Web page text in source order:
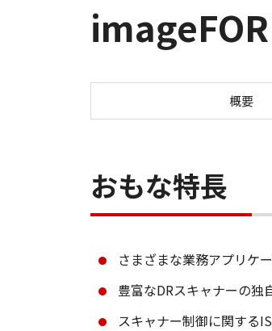
概要
おもな特長
さまざまな業務アプリケ
豊富なDRスキャナーの独
スキャナー制御に関する